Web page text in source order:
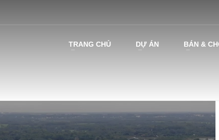
TRANG CHỦ DỰ ÁN BÁN &